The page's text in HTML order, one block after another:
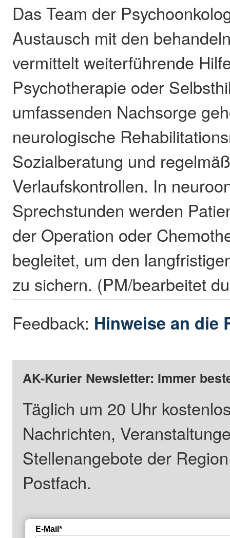
Das Team der
Austausch mit den
vermittelt weiterführende
Psychotherapie oder
umfassenden Nachsorge
neurologische
Sozialberatung und
Verlaufskontrollen. In
Sprechstunden werden
der Operation oder
begleitet, um den
zu sichern. (PM/bearbeitet
Feedback: Hinweise an die
AK-Kurier Newsletter: Immer
Täglich um 20 Uhr
Nachrichten,
Stellenangebote der
Postfach.
E-Mail*